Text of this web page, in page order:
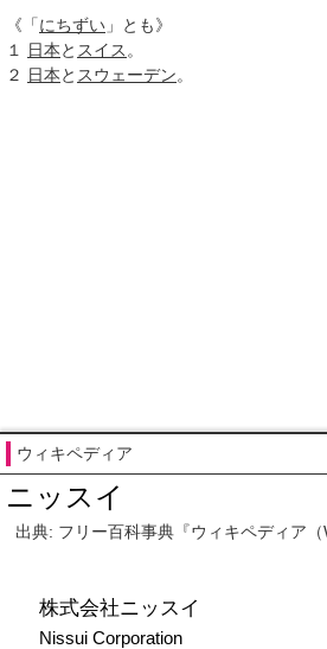
《「にちずい 」とも》
１
日本と スイス 。
２ 日本と スウェーデン。
ウィキペディア
ニッスイ
出典: フリー百科事典『ウィキペディア
株式会社ニッスイ
Nissui Corporation